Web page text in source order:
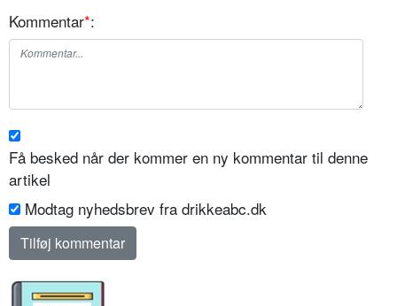
Kommentar*:
Få besked når der kommer en ny kommentar til denne
artikel
Modtag nyhedsbrev fra drikkeabc.dk